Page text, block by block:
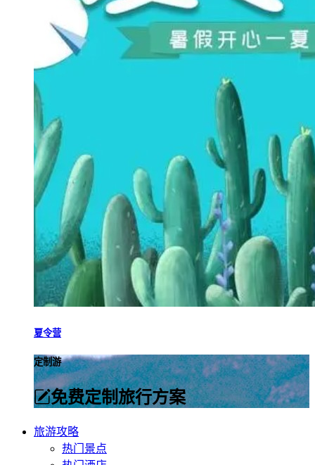
夏令营
定制游
免费定制旅行方案
旅游攻略
热门景点